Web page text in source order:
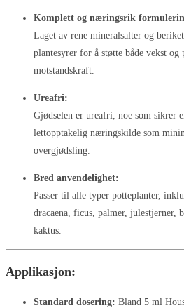
Komplett og næringsrik
Laget av rene mineralsalter og
plantesyrer for å støtte både vekst og
motstandskraft.
Ureafri:
Gjødselen er ureafri, noe som sikrer
lettopptakelig næringskilde som
overgjødsling.
Bred anvendelighet:
Passer til alle typer potteplanter,
dracaena, ficus, palmer, julestjerner,
kaktus.
Applikasjon:
Standard dosering: Bland 5 ml